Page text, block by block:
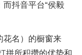
抖音平台“侯毅
花名）的橱窗来